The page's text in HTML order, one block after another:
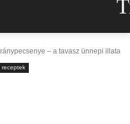
– a tavasz ünnepi illata
receptek